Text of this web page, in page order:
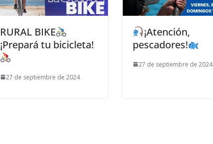
RURAL BIKE
¡Prepará tu bicicleta!
27 de septiembre de 2024
¡Atención,
pescadores!
27 de septiembre de 2024